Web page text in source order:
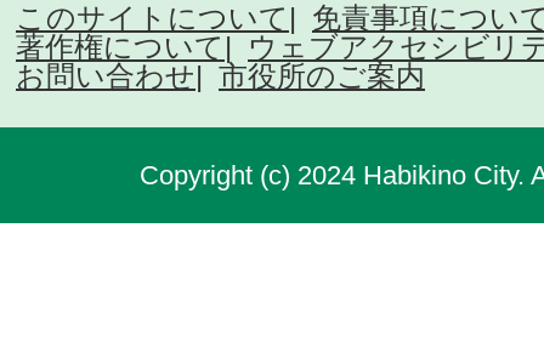
このサイトについて
免責事項につい
著作権について
ウェブアクセシビリ
お問い合わせ
市役所のご案内
Copyright (c) 2024 Habikino City.